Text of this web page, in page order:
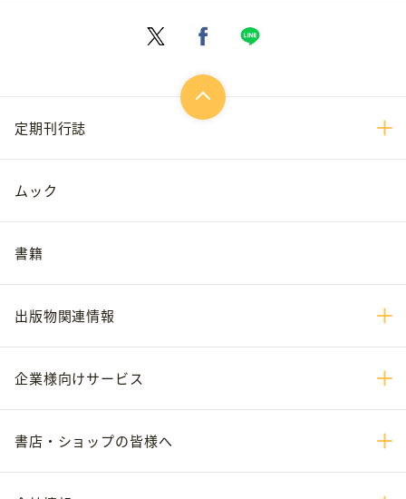
定期刊行誌
ムック
書籍
出版物関連情報
企業様向けサービス
書店・ショップの皆様へ